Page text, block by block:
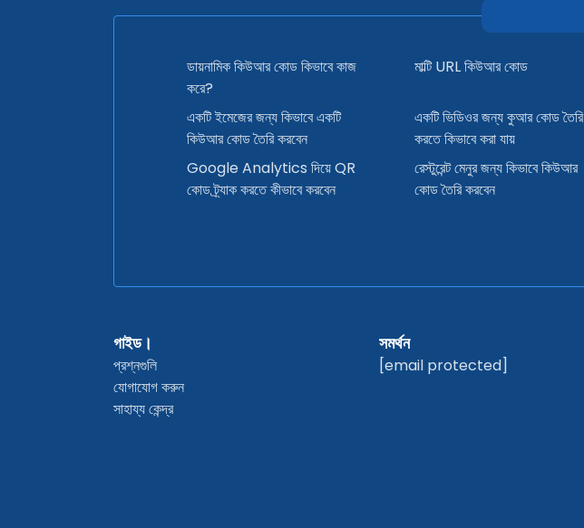
ডায়নামিক কিউআর কোড কিভাবে কাজ
করে?
মাল্টি URL কিউআর কোড
একটি ইমেজের জন্য কিভাবে একটি
কিউআর কোড তৈরি করবেন
একটি ভিডিওর জন্য কুআর কোড তৈরি
করতে কিভাবে করা যায়
Google Analytics দিয়ে QR
কোড ট্র্যাক করতে কীভাবে করবেন
রেস্টুরেন্ট মেনুর জন্য কিভাবে কিউআর
কোড তৈরি করবেন
গাইড।
প্রশ্নগুলি
যোগাযোগ করুন
সাহায্য কেন্দ্র
সমর্থন
[email protected]